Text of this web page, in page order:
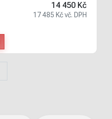
14 450 Kč
17 485 Kč vč. DPH